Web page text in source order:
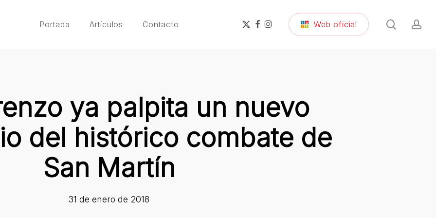
Portada Artículos Contacto
x-
twitter
facebook
instagram Web oficial search
ya palpita un nuevo
del histórico combate de
San Martín
31 de enero de 2018